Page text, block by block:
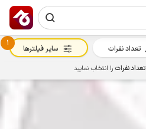
تعداد نفرات
1
سایر فیلترها
تعداد نفراترا انتخاب نمایید